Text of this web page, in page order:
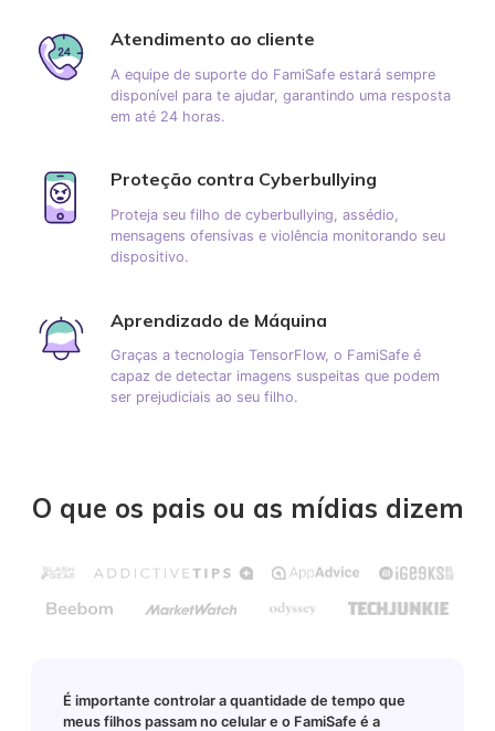
Atendimento ao cliente
A equipe de suporte do FamiSafe estará sempre
disponível para te ajudar, garantindo uma resposta
em até 24 horas.
Proteção contra Cyberbullying
Proteja seu filho de cyberbullying, assédio,
mensagens ofensivas e violência monitorando seu
dispositivo.
Aprendizado de Máquina
Graças a tecnologia TensorFlow, o FamiSafe é
capaz de detectar imagens suspeitas que podem
ser prejudiciais ao seu filho.
O que os pais ou as mídias dizem
É importante controlar a quantidade de tempo que
meus filhos passam no celular e o FamiSafe é a